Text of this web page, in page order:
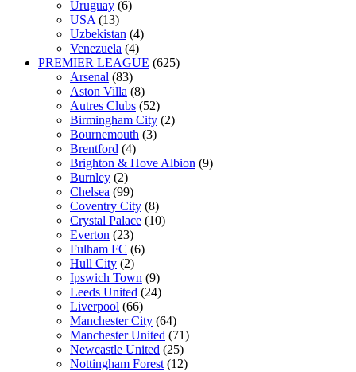
Uruguay (6)
USA (13)
Uzbekistan (4)
Venezuela (4)
PREMIER LEAGUE (625)
Arsenal (83)
Aston Villa (8)
Autres Clubs (52)
Birmingham City (2)
Bournemouth (3)
Brentford (4)
Brighton & Hove Albion (9)
Burnley (2)
Chelsea (99)
Coventry City (8)
Crystal Palace (10)
Everton (23)
Fulham FC (6)
Hull City (2)
Ipswich Town (9)
Leeds United (24)
Liverpool (66)
Manchester City (64)
Manchester United (71)
Newcastle United (25)
Nottingham Forest (12)